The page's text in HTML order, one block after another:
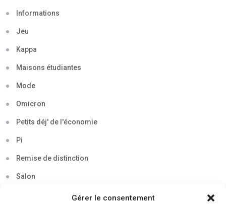
Gérer le consentement
Informations
Jeu
Kappa
Maisons étudiantes
Mode
Omicron
Petits déj' de l'économie
Pi
Remise de distinction
Salon